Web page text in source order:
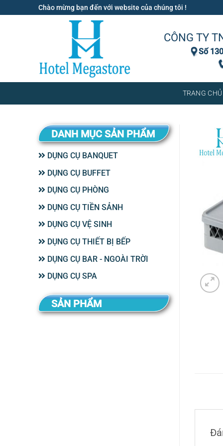
qua
Chào mừng bạn đến với website của chúng tôi !
CÔNG TY
Số
TRANG CHỦ
DANH MỤC SẢN PHẨM
DỤNG CỤ BANQUET
DỤNG CỤ BUFFET
DỤNG CỤ PHÒNG
DỤNG CỤ TIỀN SẢNH
DỤNG CỤ VỆ SINH
DỤNG CỤ THIẾT BỊ BẾP
DỤNG CỤ BAR - NGOÀI TRỜI
DỤNG CỤ SPA
SẢN PHẨM